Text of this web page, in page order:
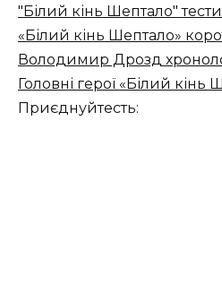
"Білий кінь Шептало"
«Білий кінь Шептало»
Володимир Дрозд
Головні герої «Білий кінь
Приєднуйтесть: